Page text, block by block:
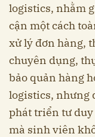
logistics, nhằm
cận một cách
xử lý đơn hàng,
chuyên dụng,
bảo quản hàng
logistics, nhưng
phát triển tư
mà sinh viên